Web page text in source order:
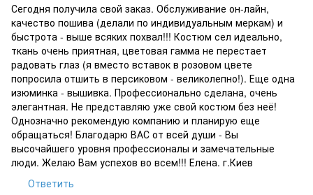
Сегодня получила свой заказ. Обслуживание он-лайн,
качество пошива (делали по индивидуальным меркам) и
быстрота - выше всяких похвал!!! Костюм сел идеально,
ткань очень приятная, цветовая гамма не перестает
радовать глаз (я вместо вставок в розовом цвете
попросила отшить в персиковом - великолепно!). Еще одна
изюминка - вышивка. Профессионально сделана, очень
элегантная. Не представляю уже свой костюм без неё!
Однозначно рекомендую компанию и планирую еще
обращаться! Благодарю ВАС от всей души - Вы
высочайшего уровня профессионалы и замечательные
люди. Желаю Вам успехов во всем!!! Елена. г.Киев
Ответить